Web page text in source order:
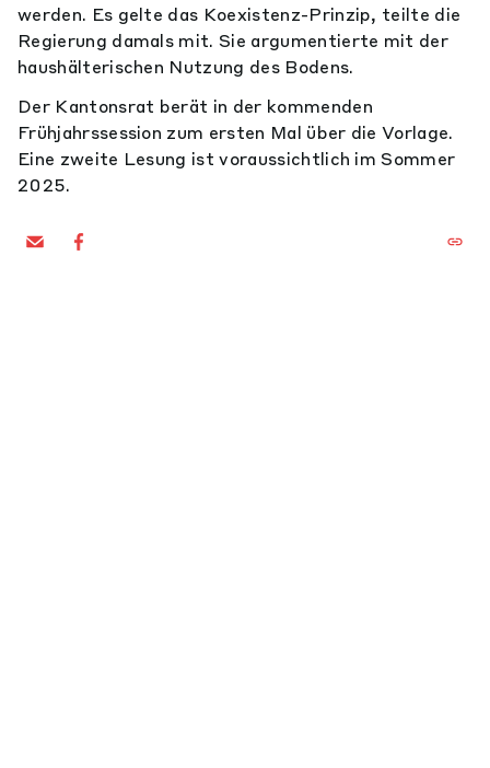
werden. Es gelte das Koexistenz-Prinzip, teilte die
Regierung damals mit. Sie argumentierte mit der
haushälterischen Nutzung des Bodens.
Der Kantonsrat berät in der kommenden
Frühjahrssession zum ersten Mal über die Vorlage.
Eine zweite Lesung ist voraussichtlich im Sommer
2025.